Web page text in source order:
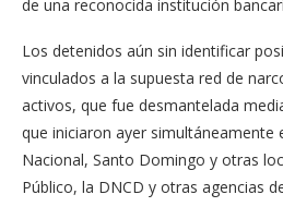
de una reco­nocida institución
Los detenidos aún sin identificar
vinculados a la su­puesta red de
activos, que fue desmantelada
que iniciaron ayer simultánea­mente
Nacional, Santo Do­mingo y otras
Público, la DNCD y otras agencias